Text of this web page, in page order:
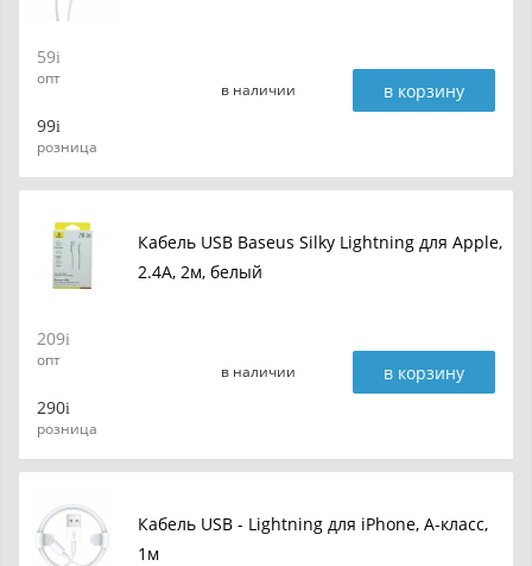
59
опт
99
розница
в наличии в корзину
Кабель USB Baseus Silky Lightning для Apple,
2.4A, 2м, белый
209
опт
290
розница
в наличии в корзину
Кабель USB - Lightning для iPhone, A-класс,
1м